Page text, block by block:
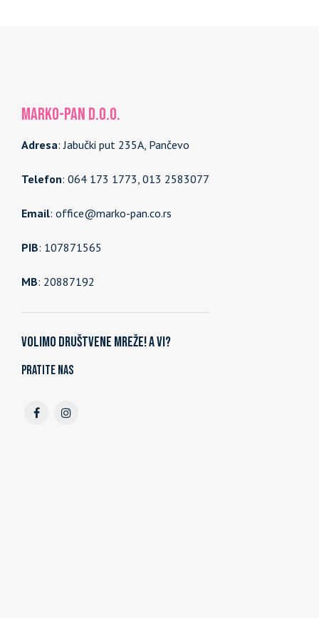
MARKO-PAN d.o.o.
Adresa: Jabučki put 235A, Pančevo
Telefon: 064 173 1773, 013 2583077
Email: office@marko-pan.co.rs
PIB: 107871565
MB: 20887192
Volimo društvene mreže! A vi?
Pratite nas